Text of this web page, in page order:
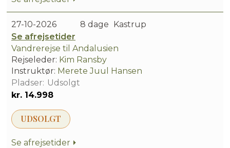
27-10-2026
Se afrejsetider
8 dage Kastrup
Vandrerejse til Andalusien
Rejseleder: Kim Ransby
Instruktør: Merete Juul Hansen
Udsolgt
kr. 14.998
UDSOLGT
Se afrejsetider